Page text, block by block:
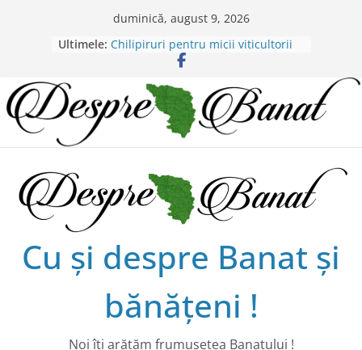
duminică, august 9, 2026
Ultimele: Chilipiruri pentru micii viticultorii
partea administraţiei judeţene?
Lansarea de carte a lui Alex Murgoi
în Timișoara
Alex Murgoi, un glas al lumii
20 de trăiri, 20 de visuri cu
Alexandru Murgoi.
Cu şi despre Banat şi
bănăţeni !
Noi îţi arătăm frumuseţea Banatului !